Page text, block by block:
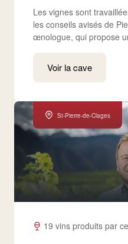
Les vignes sont
les conseils avisés de
œnologue, qui propose
Voir la cave
St-Pierre-de-Clages
19 vins produits par